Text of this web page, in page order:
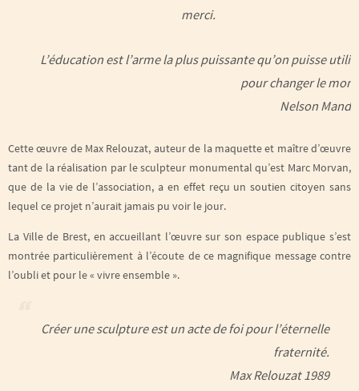
merci.
L’éducation est l’arme la plus puissante qu’on puisse
pour changer le
Nelson
Cette œuvre de Max Relouzat, auteur de la maquette et maître d’œuvre
tant de la réalisation par le sculpteur monumental qu’est Marc Morvan,
que de la vie de l’association, a en effet reçu un soutien citoyen sans
lequel ce projet n’aurait jamais pu voir le jour.
La Ville de Brest, en accueillant l’œuvre sur son espace publique s’est
montrée particulièrement à l’écoute de ce magnifique message contre
l’oubli et pour le « vivre ensemble ».
Créer une sculpture est un acte de foi pour l’éternelle
fraternité.
Max Relouzat 1989